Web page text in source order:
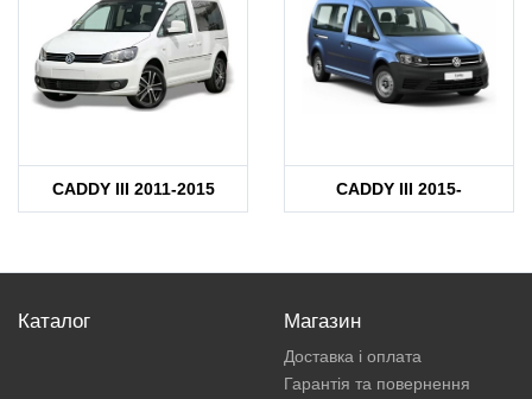
CADDY III 2011-2015 CADDY III 2015-
Каталог Магазин
Доставка і оплата
Гарантія та повернення